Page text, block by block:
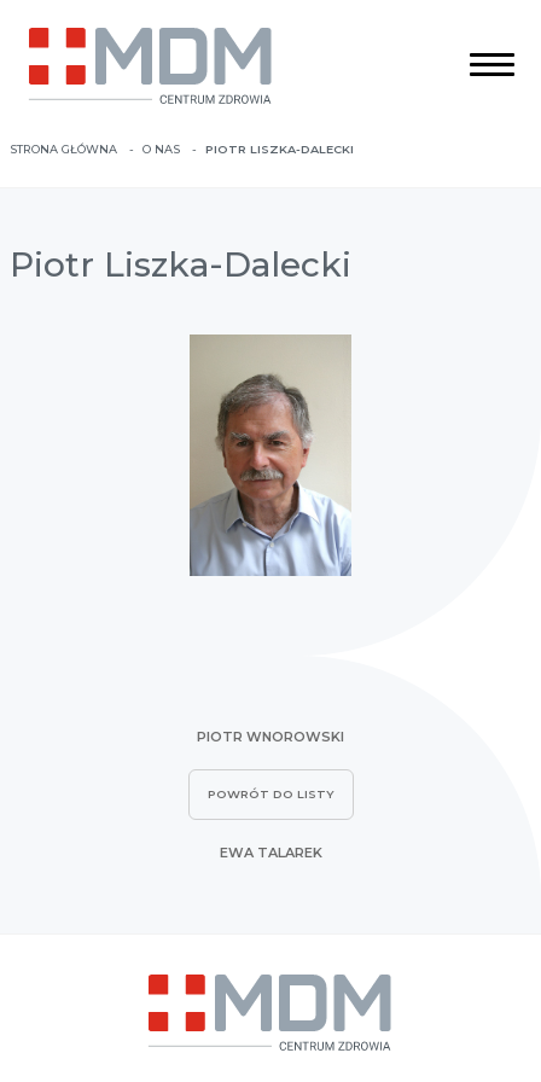
STRONA GŁÓWNA O NAS PIOTR LISZKA-DALECKI
Piotr Liszka-Dalecki
PIOTR WNOROWSKI
POWRÓT DO LISTY
EWA TALAREK